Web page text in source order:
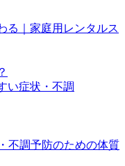
る｜家庭用レンタルス
い症状・不調
不調予防のための体質